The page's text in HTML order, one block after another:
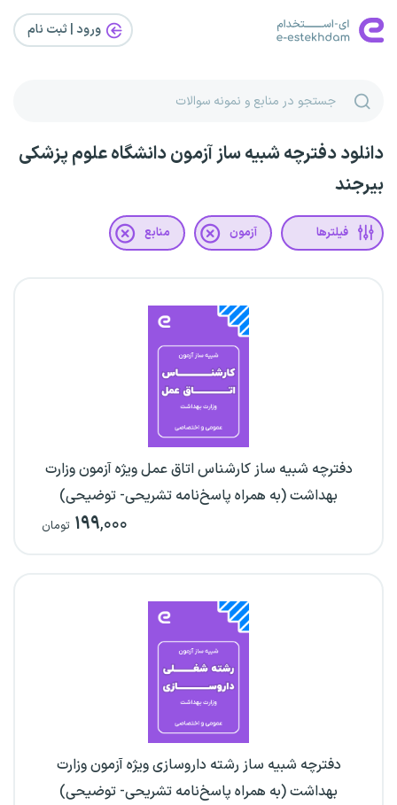
ورود | ثبت‌ نام
دانلود دفترچه شبیه ساز آزمون دانشگاه علوم پزشکی
بیرجند
فیلترها آزمون منابع
دفترچه شبیه ساز کارشناس اتاق عمل ویژه آزمون وزارت
بهداشت (به همراه پاسخ‌نامه تشریحی- توضیحی)
۱۹۹,۰۰۰ تومان
دفترچه شبیه ساز رشته داروسازی ویژه آزمون وزارت
بهداشت (به همراه پاسخ‌نامه تشریحی- توضیحی)